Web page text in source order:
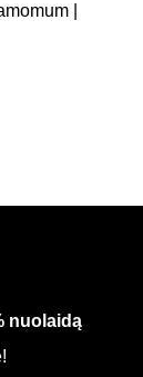
|
nuolaidą